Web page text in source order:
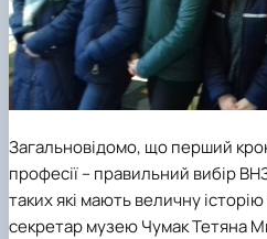
Загальновідомо, що перший
професії – правильний вибір
таких які мають величну
секретар музею Чумак Тетяна